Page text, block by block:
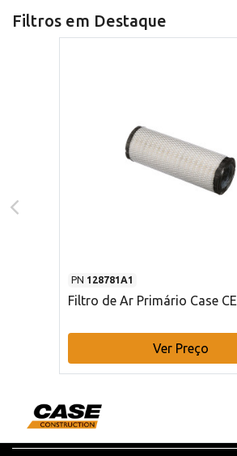
Filtros em Destaque
PN 128781A1
Filtro de Ar Primário Case CE
Ver Preço